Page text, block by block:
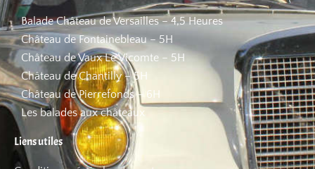
Balade Château de Versailles – 4,5 Heures
Château de Fontainebleau – 5H
Château de Vaux Le Vicomte – 5H
Château de Chantilly – 5H
Château de Pierrefonds – 6H
Les balades aux châteaux
Liens utiles